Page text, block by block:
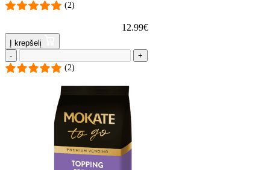
(2)
12.99€
Į krepšelį
-
+
(2)